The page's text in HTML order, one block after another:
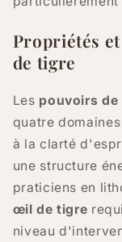
Propriétés
de tigre
Les pouvoirs
quatre
à la clarté
une structure
praticiens en
œil de tigre
niveau